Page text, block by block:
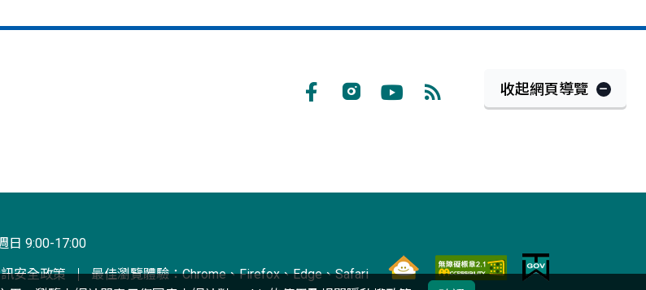
收起網頁導覽
日 9:00-17:00
安全政策
最佳瀏覽體驗：Chrome、Firefox、Edge、Safari